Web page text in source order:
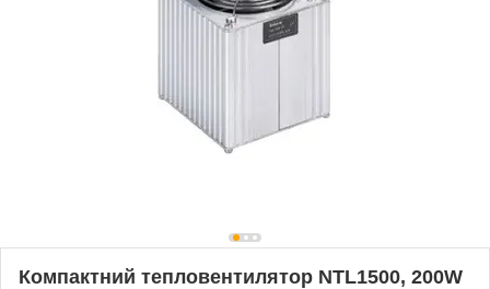
Компактний тепловентилятор NTL1500, 200W